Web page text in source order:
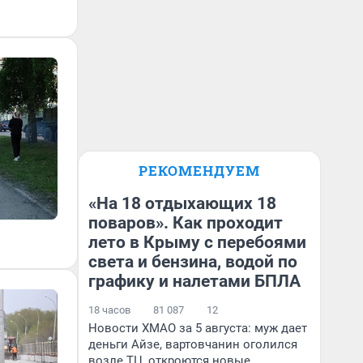
РЕКОМЕНДУЕМ
«На 18 отдыхающих 18
поваров». Как проходит
лето в Крыму с перебоями
света и бензина, водой по
графику и налетами БПЛА
18 часов 81 087 12
Новости ХМАО за 5 августа: муж дает
деньги Айзе, вартовчанин оголился